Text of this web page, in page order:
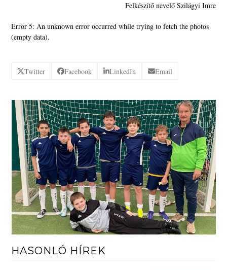
Felkészítő nevelő Szilágyi Imre
Error 5: An unknown error occurred while trying to fetch the photos
(empty data).
Twitter Facebook LinkedIn Email
HASONLÓ HÍREK